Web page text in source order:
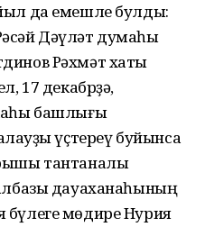
да емешле булды:
Дәүләт думаһы
Рәхмәт хаты
17 декабрҙә,
башлығы
үҫтереү буйынса
тантаналы
дауаханаһының
бүлеге мөдире Нурия